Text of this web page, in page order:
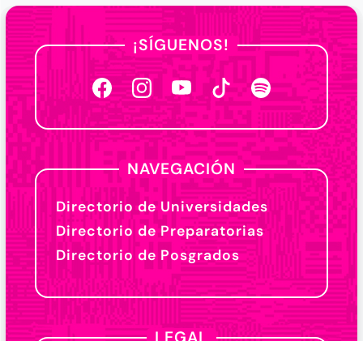
¡SÍGUENOS!
NAVEGACIÓN
Directorio de Universidades
Directorio de Preparatorias
Directorio de Posgrados